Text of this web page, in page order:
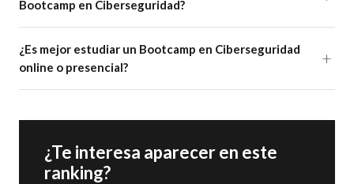
Bootcamp en Ciberseguridad?
¿Es mejor estudiar un Bootcamp en Ciberseguridad
online o presencial?
¿Te interesa aparecer en este
ranking?